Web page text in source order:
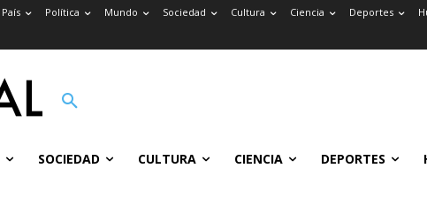
País Política Mundo Sociedad Cultura Ciencia Deportes
SOCIEDAD CULTURA CIENCIA DEPORTES